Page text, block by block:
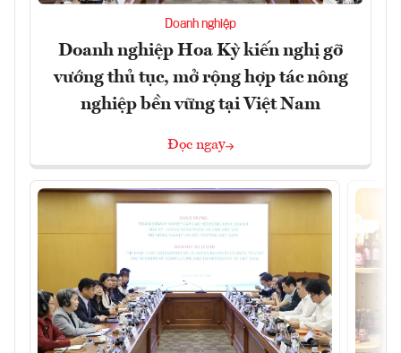
Doanh nghiệp
Doanh nghiệp Hoa Kỳ kiến nghị gỡ
vướng thủ tục, mở rộng hợp tác nông
nghiệp bền vững tại Việt Nam
Đọc ngay